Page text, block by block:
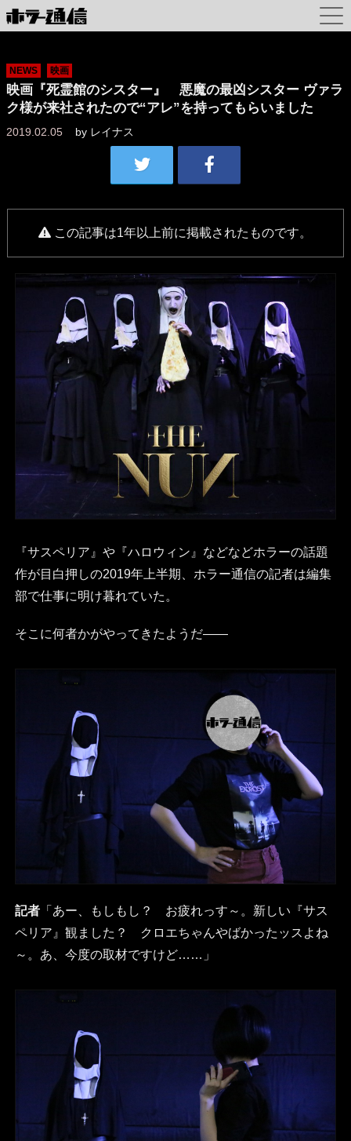
NEWS 映画
映画『死霊館のシスター』 悪魔の最凶シスター ヴァラ
ク様が来社されたので“アレ”を持ってもらいました
2019.02.05 by レイナス
この記事は1年以上前に掲載されたものです。
『サスペリア』や『ハロウィン』などなどホラーの話題
作が目白押しの2019年上半期、ホラー通信の記者は編集
部で仕事に明け暮れていた。
そこに何者かがやってきたようだ――
記者「あー、もしもし？ お疲れっす～。新しい『サス
ペリア』観ました？ クロエちゃんやばかったッスよね
～。あ、今度の取材ですけど……」